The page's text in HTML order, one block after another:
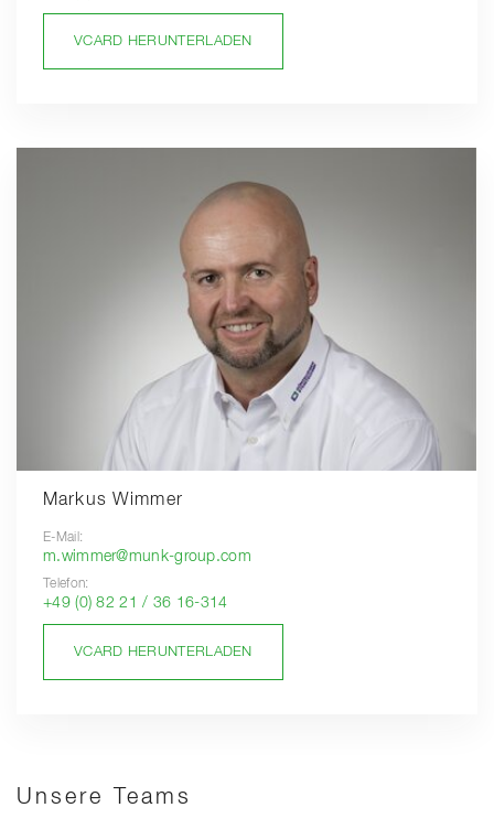
VCARD HERUNTERLADEN
Markus Wimmer
E-Mail:
m.wimmer@munk-group.com
Telefon:
+49 (0) 82 21 / 36 16-314
VCARD HERUNTERLADEN
Unsere Teams